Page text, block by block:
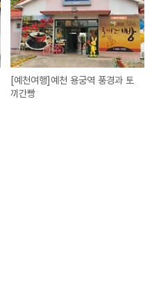
[예천여행]예천 용궁역 풍경과 토
끼간빵